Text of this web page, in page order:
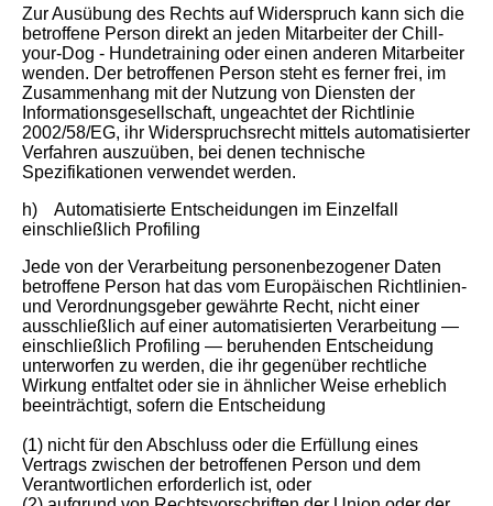
Zur Ausübung des Rechts auf Widerspruch kann sich die
betroffene Person direkt an jeden Mitarbeiter der Chill-
your-Dog - Hundetraining oder einen anderen Mitarbeiter
wenden. Der betroffenen Person steht es ferner frei, im
Zusammenhang mit der Nutzung von Diensten der
Informationsgesellschaft, ungeachtet der Richtlinie
2002/58/EG, ihr Widerspruchsrecht mittels automatisierter
Verfahren auszuüben, bei denen technische
Spezifikationen verwendet werden.
h) Automatisierte Entscheidungen im Einzelfall
einschließlich Profiling
Jede von der Verarbeitung personenbezogener Daten
betroffene Person hat das vom Europäischen Richtlinien-
und Verordnungsgeber gewährte Recht, nicht einer
ausschließlich auf einer automatisierten Verarbeitung —
einschließlich Profiling — beruhenden Entscheidung
unterworfen zu werden, die ihr gegenüber rechtliche
Wirkung entfaltet oder sie in ähnlicher Weise erheblich
beeinträchtigt, sofern die Entscheidung
(1) nicht für den Abschluss oder die Erfüllung eines
Vertrags zwischen der betroffenen Person und dem
Verantwortlichen erforderlich ist, oder